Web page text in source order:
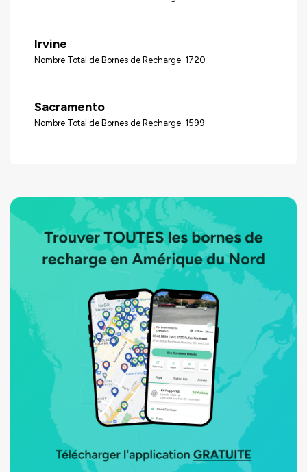
Irvine
Nombre Total de Bornes de Recharge: 1720
Sacramento
Nombre Total de Bornes de Recharge: 1599